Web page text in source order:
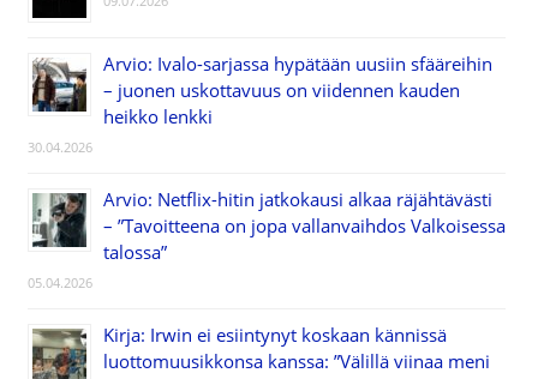
Arvio: Ivalo-sarjassa hypätään uusiin sfääreihin
– juonen uskottavuus on viidennen kauden
heikko lenkki
30.04.2026
Arvio: Netflix-hitin jatkokausi alkaa räjähtävästi
– ”Tavoitteena on jopa vallanvaihdos Valkoisessa
talossa”
05.04.2026
Kirja: Irwin ei esiintynyt koskaan kännissä
luottomuusikkonsa kanssa: ”Välillä viinaa meni